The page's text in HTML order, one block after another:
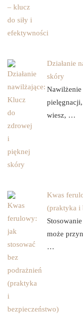
Działanie
skóry
wiesz, …
Kwas
(praktyka i
może
…